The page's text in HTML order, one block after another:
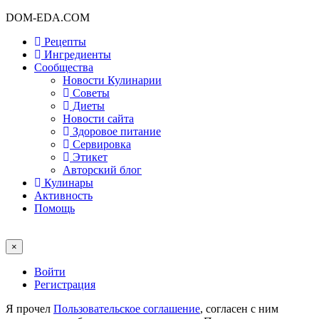
DOM-EDA.COM
Рецепты
Ингредиенты
Сообщества
Новости Кулинарии
Советы
Диеты
Новости сайта
Здоровое питание
Сервировка
Этикет
Авторский блог
Кулинары
Активность
Помощь
×
Войти
Регистрация
Я прочел Пользовательское соглашение, согласен с ним